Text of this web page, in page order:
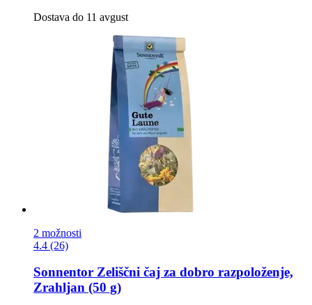
Dostava do 11 avgust
2 možnosti
4.4 (26)
Sonnentor Zeliščni čaj za dobro razpoloženje,
Zrahljan (50 g)